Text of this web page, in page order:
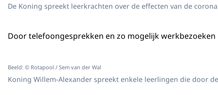
De Koning spreekt leerkrachten over de effecten van de
Door telefoongesprekken en zo mogelijk
Beeld: © Rotapool / Sem van der Wal
Koning Willem-Alexander spreekt enkele leerlingen die door